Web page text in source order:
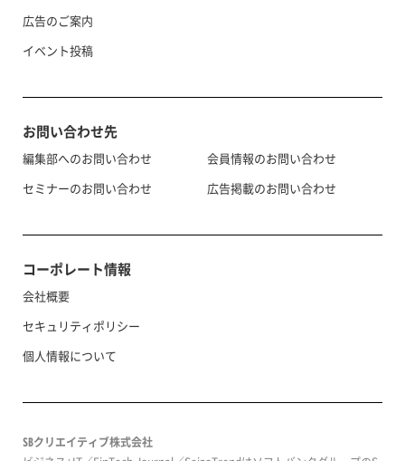
広告のご案内
イベント投稿
お問い合わせ先
編集部へのお問い合わせ
セミナーのお問い合わせ
会員情報のお問い合わせ
広告掲載のお問い合わせ
コーポレート情報
会社概要
セキュリティポリシー
個人情報について
SBクリエイティブ株式会社